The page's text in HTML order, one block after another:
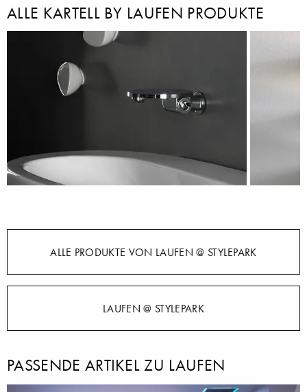
ALLE KARTELL BY LAUFEN PRODUKTE
ALLE PRODUKTE VON LAUFEN @ STYLEPARK
LAUFEN @ STYLEPARK
PASSENDE ARTIKEL ZU LAUFEN